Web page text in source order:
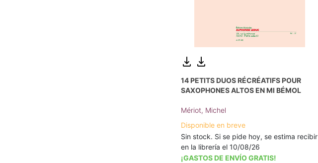
14 PETITS DUOS RÉCRÉATIFS POUR
SAXOPHONES ALTOS EN MI BÉMOL
Mériot, Michel
Disponible en breve
Sin stock. Si se pide hoy, se estima recibir
en la librería el 10/08/26
¡GASTOS DE ENVÍO GRATIS!